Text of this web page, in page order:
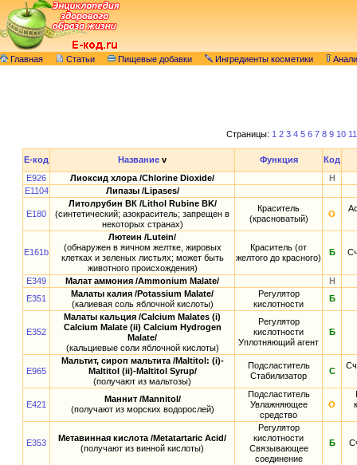
Главная Статьи Пищевые добавки Ингредиенты косметики
Страницы: 1 2 3 4 5 6 7 8 9 10 11
E-код Название v Функция
Код
E926
Лиоксид хлора /Chlorine Dioxide/
Н
E1104
Липазы /Lipases/
E180
Литолрубин ВК /Lithol Rubine BK/
(синтетический; азокраситель; запрещен в
некоторых странах)
Краситель
(красноватый)
О
E161b
Лютеин /Lutein/
(обнаружен в яичном желтке, жировых
клетках и зеленых листьях; может быть
животного происхождения)
Краситель (от
желтого до красного)
Б
E349 Малат аммония /Ammonium Malate/
Н
E351
Малаты калия /Potassium Malate/
(калиевая соль яблочной кислоты)
Регулятор
кислотности
Б
E352
Малаты кальция /Calcium Malates (i)
Calcium Malate (ii) Calcium Hydrogen
Malate/
(кальциевые соли яблочной кислоты)
Регулятор
кислотности
Уплотняющий агент
Б
E965
Мальтит, сироп мальтита /Maltitol: (i)-
Maltitol (ii)-Maltitol Syrup/
(получают из мальтозы)
Подсластитель
Стабилизатор
С
E421
Маннит /Mannitol/
(получают из морских водорослей)
Подсластитель
Увлажняющее
средство
О
E353
Метавинная кислота /Metatartaric Acid/
(получают из винной кислоты)
Регулятор
кислотности
Связывающее
соединение
Б